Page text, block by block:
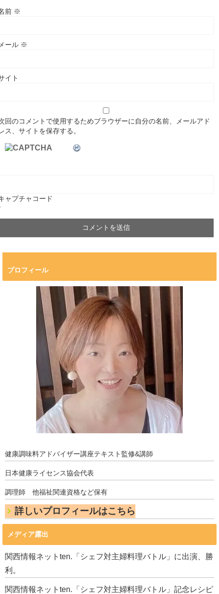
前 ※
ール ※
イト
回のコメントで使用するためブラウザーに自分の名前、メールアド
ス、サイトを保存する。
ャプチャコード
プロフィール
健康調味料アドバイザー講座テキスト監修&講師
日本健康ライセンス協会代表
調理師 他福祉関連資格など保有
詳しいプロフィールはこちら
メディア露出
関西情報ネットten.「シェフ対主婦料理バトル」に出演、勝
利。
関西情報ネットten.「シェフ対主婦料理バトル」記念レシピ